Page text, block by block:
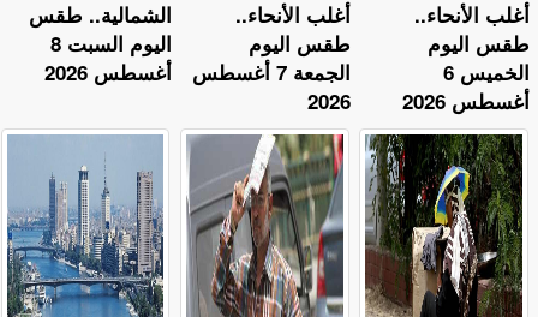
الشمالية.. طقس
اليوم السبت 8
أغسطس 2026
أغلب الأنحاء..
طقس اليوم
الجمعة 7 أغسطس
2026
أغلب الأنحاء..
طقس اليوم
الخميس 6
أغسطس 2026